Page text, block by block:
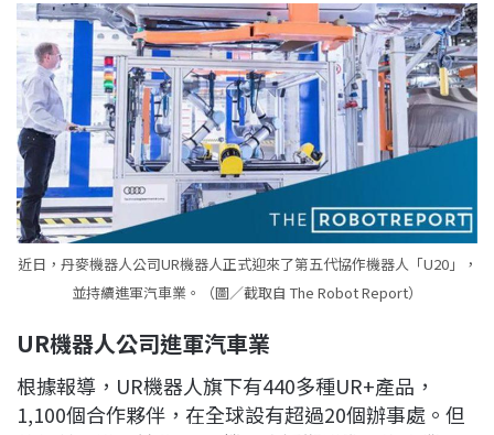
近日，丹麥機器人公司UR機器人正式迎來了第五代協作機器人「U20」，
並持續進軍汽車業。（圖／截取自 The Robot Report）
UR機器人公司進軍汽車業
根據報導，UR機器人旗下有440多種UR+產品，
1,100個合作夥伴，在全球設有超過20個辦事處。但